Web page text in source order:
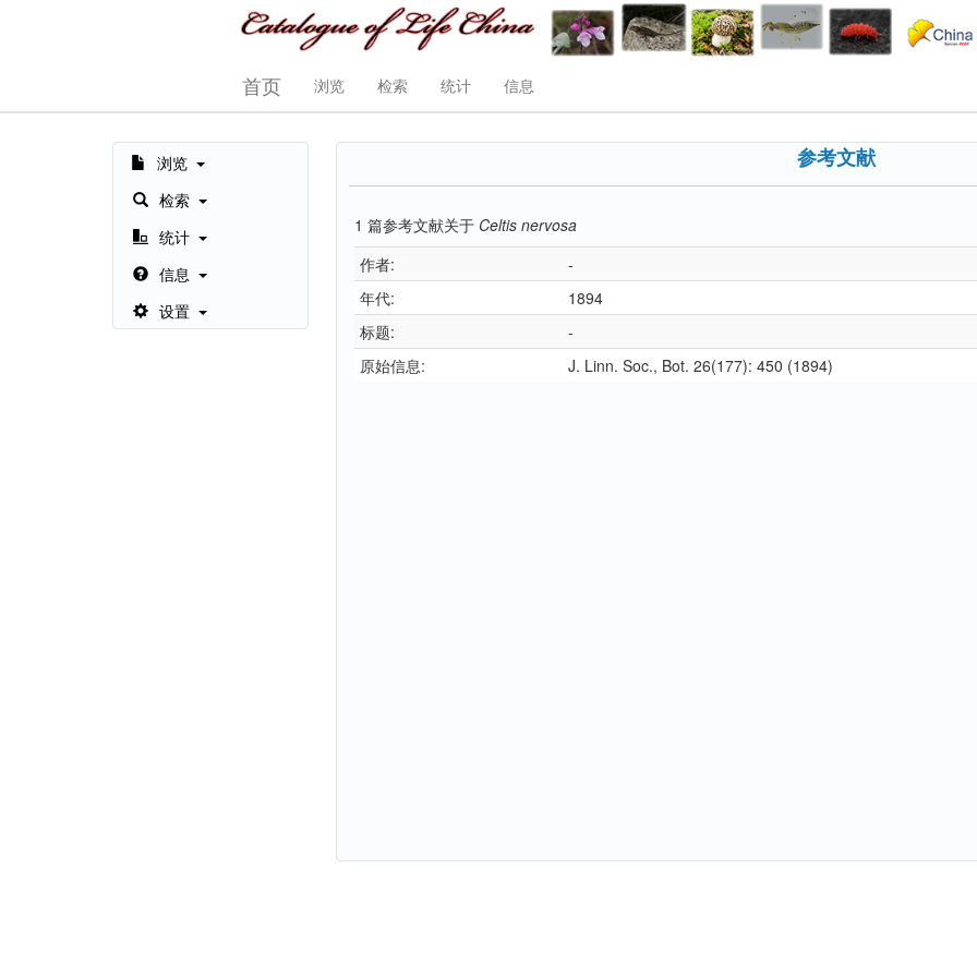
首页 浏览 检索 统计 信息
浏览
检索
统计
信息
设置
参考文献
1 篇参考文献关于 Celtis nervosa
作者:
-
年代:
1894
标题:
-
原始信息:
J. Linn. Soc., Bot. 26(177): 450 (1894)